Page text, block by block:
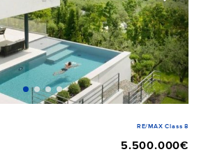
RE/MAX Class 8
5.500.000€